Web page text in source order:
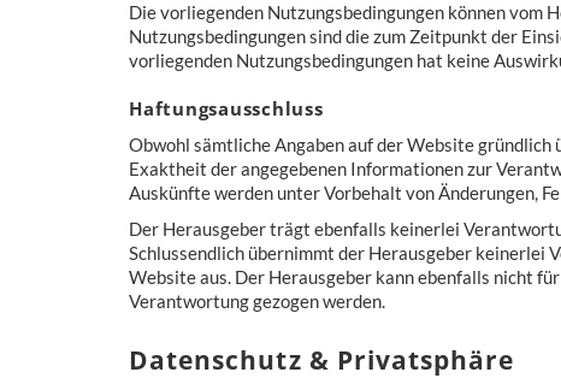
Die vorliegenden Nutzungsbedingungen können vom
Nutzungsbedingungen sind die zum Zeitpunkt der
vorliegenden Nutzungsbedingungen hat keine
Haftungsausschluss
Obwohl sämtliche Angaben auf der Website
Exaktheit der angegebenen Informationen zur
Auskünfte werden unter Vorbehalt von Änderungen,
Der Herausgeber trägt ebenfalls keinerlei
Schlussendlich übernimmt der Herausgeber keinerlei
Website aus. Der Herausgeber kann ebenfalls nicht
Verantwortung gezogen werden.
Datenschutz & Privatsphäre